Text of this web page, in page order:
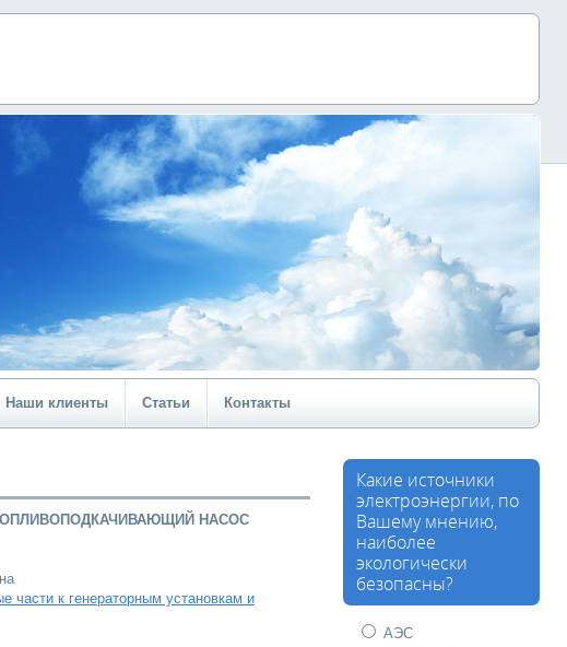
Наши клиенты Статьи Контакты
Какие источники
электроэнергии, по
Вашему мнению,
наиболее
экологически
безопасны?
АЭС
НАСОС
части к генераторным установкам и